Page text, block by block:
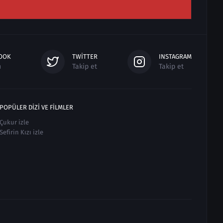
TWITTER
Takip et
INSTAGRAM
Takip et
POPÜLER DIZI VE FILMLER
Çukur izle
Sefirin Kızı izle